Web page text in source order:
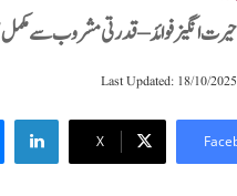
حیرت انگیز فوائد – قدرتی مشروب سے
Last Updated: 18/10/2025
X
LinkedIn